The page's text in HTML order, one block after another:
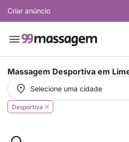
Criar anúncio
Massagem Desportiva em
Selecione uma cidade
Selecione uma cidade
Desportiva